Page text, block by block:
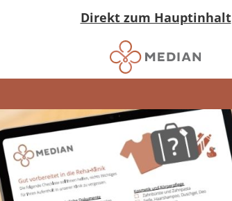
Direkt zum Hauptinhalt